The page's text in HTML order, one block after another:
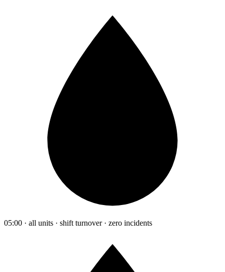
05:00 · all units · shift turnover · zero incidents